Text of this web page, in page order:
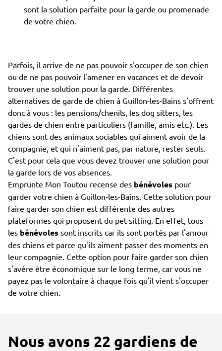
sont la solution parfaite pour la garde ou promenade
de votre chien.
Parfois, il arrive de ne pas pouvoir s'occuper de son chien
ou de ne pas pouvoir l'amener en vacances et de devoir
trouver une solution pour la garde. Différentes
alternatives de garde de chien à Guillon-les-Bains s'offrent
donc à vous : les pensions/chenils, les dog sitters, les
gardes de chien entre particuliers (famille, amis etc.). Les
chiens sont des animaux sociables qui aiment avoir de la
compagnie, et qui n'aiment pas, par nature, rester seuls.
C'est pour cela que vous devez trouver une solution pour
la garde lors de vos absences.
Emprunte Mon Toutou recense des bénévoles pour
garder votre chien à Guillon-les-Bains. Cette solution pour
faire garder son chien est différente des autres
plateformes qui proposent du pet sitting. En effet, tous
les bénévoles sont inscrits car ils sont portés par l'amour
des chiens et parce qu'ils aiment passer des moments en
leur compagnie. Cette option pour faire garder son chien
s'avère être économique sur le long terme, car vous ne
payez pas le volontaire à chaque fois qu'il vient s'occuper
de votre chien.
Nous avons 22 gardiens de